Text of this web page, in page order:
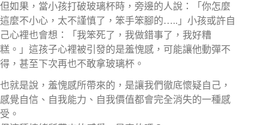
但如果，當小孩打破玻璃杯時，旁邊的人說：「你怎麼
這麼不小心，太不謹慎了，笨手笨腳的…..」小孩或許自
己心裡也會想：「我笨死了，我做錯事了，我好糟
糕。」這孩子心裡被引發的是羞愧感，可能讓他動彈不
得，甚至下次再也不敢拿玻璃杯。
也就是說，羞愧感所帶來的，是讓我們徹底懷疑自己，
感覺自信、自我能力、自我價值都會完全消失的一種感
受。